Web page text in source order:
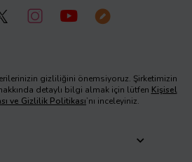
gizliliğini önemsiyoruz. Şirketimizin
detaylı bilgi almak için lütfen Kişisel
ve Gizlilik Politikası’nı inceleyiniz.